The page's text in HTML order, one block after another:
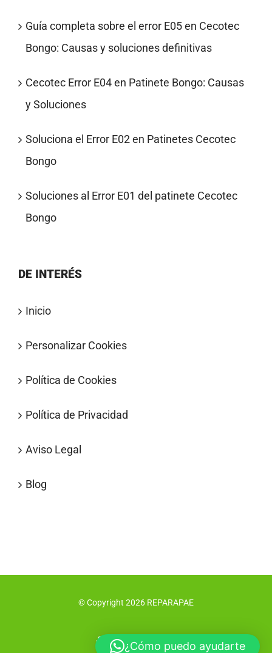
Guía completa sobre el error E05 en Cecotec
Bongo: Causas y soluciones definitivas
Cecotec Error E04 en Patinete Bongo: Causas
y Soluciones
Soluciona el Error E02 en Patinetes Cecotec
Bongo
Soluciones al Error E01 del patinete Cecotec
Bongo
DE INTERÉS
Inicio
Personalizar Cookies
Política de Cookies
Política de Privacidad
Aviso Legal
Blog
© Copyright 2026 REPARAPAE
Facebook
X Instagram
Pinterest
¿Cómo puedo ayudarte